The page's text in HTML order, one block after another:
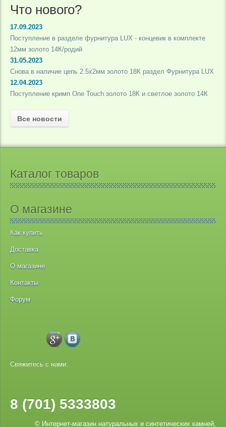
Что нового?
17.09.2023
Поступление в разделе фурнитура LUX - концевик в комплекте
12мм золото 14К/родий
31.05.2023
Снова в наличие цепь 2.5х2мм золото 18К раздел Фурнитура LUX
12.04.2023
Поступление кримп One Touch золото 18К и светлое золото 14К
Все новости
Каталог товаров
О магазине
Как купить
Доставка
О магазине
Контакты
Форум
Свяжитесь с нами:
8 (701) 5333803
© Интернет-магазин натуральных и синтетических камней,